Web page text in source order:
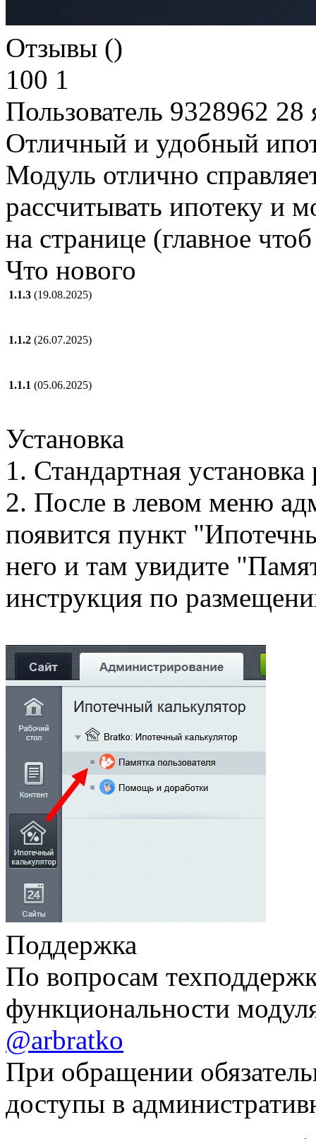
Отзывы ()
100 1
Пользователь 9328962 28
Отличный и удобный
Модуль отлично
рассчитывать ипотеку и
на странице (главное
Что нового
1.1.3 (19.08.2025)
1.1.2 (26.07.2025)
1.1.1 (05.06.2025)
Установка
1. Стандартная
2. После в левом меню
появится пункт
него и там увидите
инструкция по
Поддержка
По вопросам
функциональности
@arbratko
При обращении
доступы в